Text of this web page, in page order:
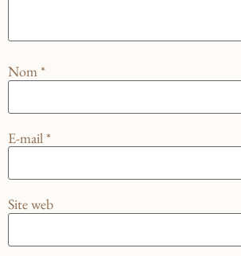
Nom*
E-mail*
Site web